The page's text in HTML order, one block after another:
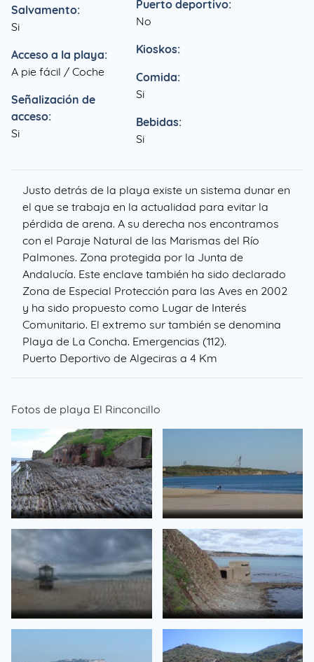
Salvamento:
Si
Acceso a la playa:
A pie fácil / Coche
Señalización de
acceso:
Si
Puerto deportivo:
No
Kioskos:
Comida:
Si
Bebidas:
Si
Justo detrás de la playa existe un sistema dunar en
el que se trabaja en la actualidad para evitar la
pérdida de arena. A su derecha nos encontramos
con el Paraje Natural de las Marismas del Río
Palmones. Zona protegida por la Junta de
Andalucía. Este enclave también ha sido declarado
Zona de Especial Protección para las Aves en 2002
y ha sido propuesto como Lugar de Interés
Comunitario. El extremo sur también se denomina
Playa de La Concha. Emergencias (112).
Puerto Deportivo de Algeciras a 4 Km
Fotos de playa El Rinconcillo
Bunker en Getares
Getares con Grua al fondo
de Fetiche
de Fetiche